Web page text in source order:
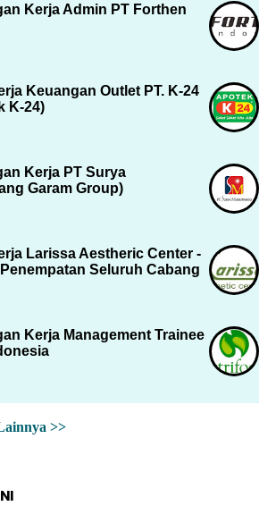
Kerja Admin PT Forthen
Keuangan Outlet PT. K-24
K-24)
Kerja PT Surya
Garam Group)
Larissa Aestheric Center -
Seluruh Cabang
Kerja Management Trainee
>>